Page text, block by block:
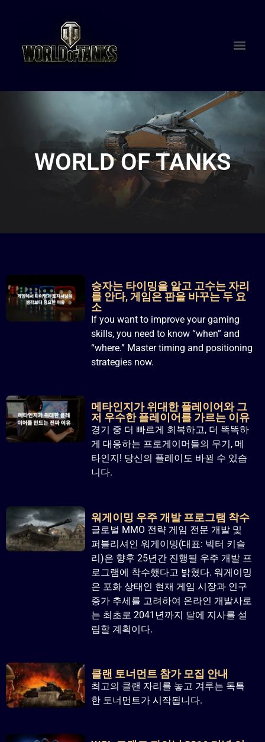
WORLD OF TANKS
승자는 타이밍을 알고 고수는 자리
를 안다, 게임은 판을 바꾸는 두 요
소
If you want to improve your gaming
skills, you need to know “when” and
“where.” Master timing and positioning
strategies now.
메타인지가 위대한 플레이어와 그
저 우수한 플레이어를 가르는 이유
경기 중 더 빠르게 회복하고, 더 똑똑하
게 대응하는 프로게이머들의 무기, 메
타인지! 당신의 플레이도 바뀔 수 있습
니다.
워게이밍 우주 개발 프로그램 착수
글로벌 MMO 전략 게임 전문 개발 및
퍼블리셔인 워게이밍(대표: 빅터 키슬
리)은 향후 25년간 진행될 우주 개발 프
로그램에 착수했다고 밝혔다. 워게이밍
은 포화 상태인 현재 게임 시장과 인구
증가 추세를 고려하여 온라인 개발사로
는 최초로 2041년까지 달에 지사를 설
립할 계획이다.
클랜 토너먼트 참가 모집 안내
최고의 클랜 자리를 놓고 겨루는 독특
한 토너먼트가 시작됩니다.